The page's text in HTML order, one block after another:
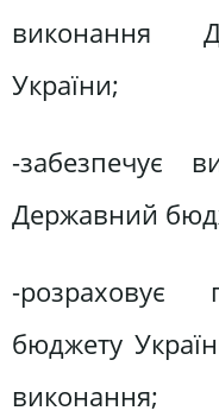
виконання
України;
-забезпечує
Державний
-розраховує
бюджету
виконання;